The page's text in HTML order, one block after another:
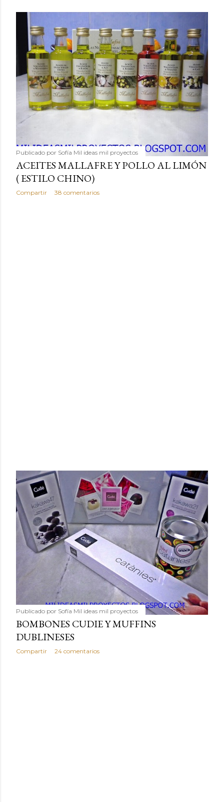
sabroso, con ese toque tostado y crujiente que tanto nos
satisface. Estas alubias crujientes al horno van a cambiar
por completo tu forma de ver las legumbres. Olvídate de
asociar las alubias únicamente a los guisos tradicionales y
copiosos de invierno. Con esta receta simple pero
revolucionaria, transformaremos un ingrediente tan
humilde como la alubia de La Bañeza en un snack ligero,
dorado, cargado de proteína y 100% natural. Es el
sustituto perfecto a los frutos se...
Publicado por Sofía Mil ideas mil proyectos
ACEITES MALLAFRE Y POLLO AL LIMÓN
( ESTILO CHINO)
Compartir 38 comentarios
Publicado por Sofía Mil ideas mil proyectos
BOMBONES CUDIE Y MUFFINS
DUBLINESES
Compartir 24 comentarios